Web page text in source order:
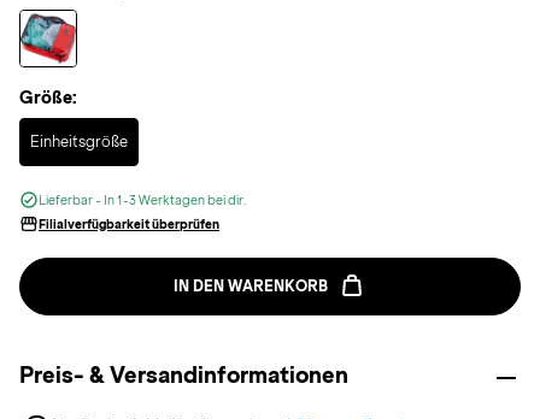
Größe:
Einheitsgröße
Selected
Lieferbar - In 1-3 Werktagen bei dir.
Filialverfügbarkeit überprüfen
IN DEN WARENKORB
Preis- & Versandinformationen